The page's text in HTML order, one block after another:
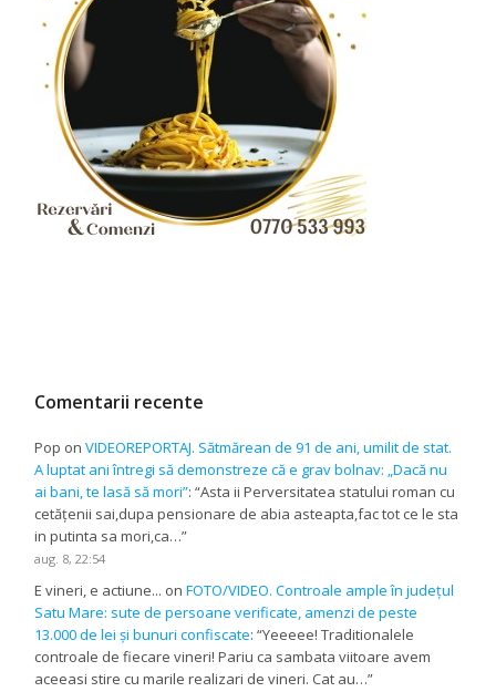
Comentarii recente
Pop onVIDEOREPORTAJ. Sătmărean de 91 de ani, umilit de stat.
A luptat ani întregi să demonstreze că e grav bolnav: „Dacă nu
ai bani, te lasă să mori”: “Asta ii Perversitatea statului roman cu
cetățenii sai,dupa pensionare de abia asteapta,fac tot ce le sta
in putinta sa mori,ca…”
aug. 8, 22:54
E vineri, e actiune... onFOTO/VIDEO. Controale ample în județul
Satu Mare: sute de persoane verificate, amenzi de peste
13.000 de lei și bunuri confiscate: “Yeeeee! Traditionalele
controale de fiecare vineri! Pariu ca sambata viitoare avem
aceeasi stire cu marile realizari de vineri. Cat au…”